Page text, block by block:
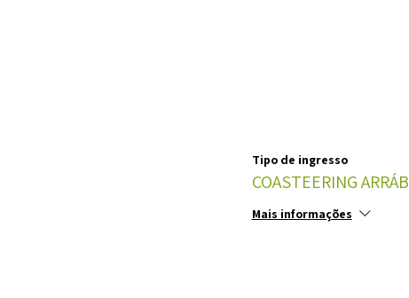
Tipo de ingresso
COASTEERING
Mais informações